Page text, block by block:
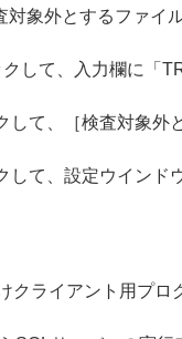
対象外とするファイ
クして、入力欄に「
して、［検査対象
して、設定ウインド
クライアント用プ